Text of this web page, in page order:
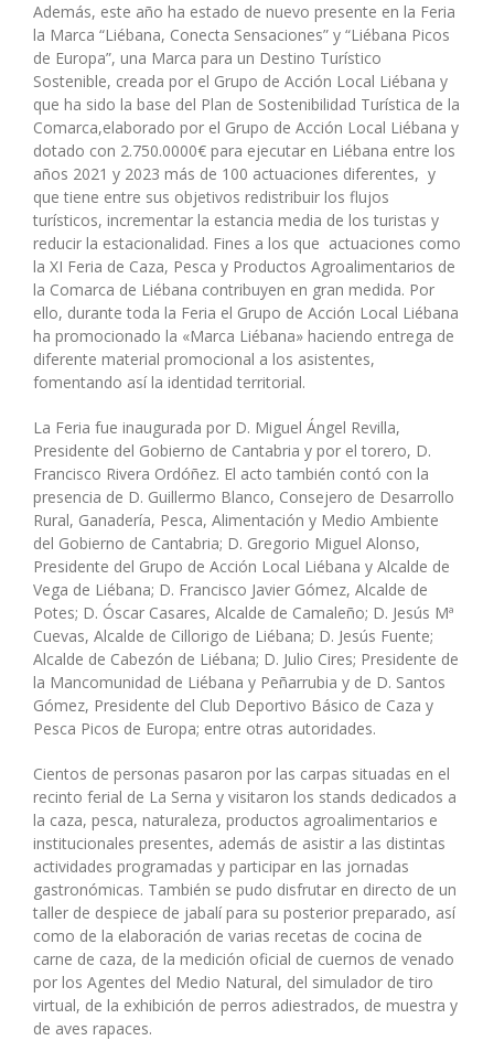
Además, este año ha estado de nuevo presente en la Feria
la Marca “Liébana, Conecta Sensaciones” y “Liébana Picos
de Europa”, una Marca para un Destino Turístico
Sostenible, creada por el Grupo de Acción Local Liébana y
que ha sido la base del Plan de Sostenibilidad Turística de la
Comarca,elaborado por el Grupo de Acción Local Liébana y
dotado con 2.750.0000€ para ejecutar en Liébana entre los
años 2021 y 2023 más de 100 actuaciones diferentes, y
que tiene entre sus objetivos redistribuir los flujos
turísticos, incrementar la estancia media de los turistas y
reducir la estacionalidad. Fines a los que actuaciones como
la XI Feria de Caza, Pesca y Productos Agroalimentarios de
la Comarca de Liébana contribuyen en gran medida. Por
ello, durante toda la Feria el Grupo de Acción Local Liébana
ha promocionado la «Marca Liébana» haciendo entrega de
diferente material promocional a los asistentes,
fomentando así la identidad territorial.
La Feria fue inaugurada por D. Miguel Ángel Revilla,
Presidente del Gobierno de Cantabria y por el torero, D.
Francisco Rivera Ordóñez. El acto también contó con la
presencia de D. Guillermo Blanco, Consejero de Desarrollo
Rural, Ganadería, Pesca, Alimentación y Medio Ambiente
del Gobierno de Cantabria; D. Gregorio Miguel Alonso,
Presidente del Grupo de Acción Local Liébana y Alcalde de
Vega de Liébana; D. Francisco Javier Gómez, Alcalde de
Potes; D. Óscar Casares, Alcalde de Camaleño; D. Jesús Mª
Cuevas, Alcalde de Cillorigo de Liébana; D. Jesús Fuente;
Alcalde de Cabezón de Liébana; D. Julio Cires; Presidente de
la Mancomunidad de Liébana y Peñarrubia y de D. Santos
Gómez, Presidente del Club Deportivo Básico de Caza y
Pesca Picos de Europa; entre otras autoridades.
Cientos de personas pasaron por las carpas situadas en el
recinto ferial de La Serna y visitaron los stands dedicados a
la caza, pesca, naturaleza, productos agroalimentarios e
institucionales presentes, además de asistir a las distintas
actividades programadas y participar en las jornadas
gastronómicas. También se pudo disfrutar en directo de un
taller de despiece de jabalí para su posterior preparado, así
como de la elaboración de varias recetas de cocina de
carne de caza, de la medición oficial de cuernos de venado
por los Agentes del Medio Natural, del simulador de tiro
virtual, de la exhibición de perros adiestrados, de muestra y
de aves rapaces.